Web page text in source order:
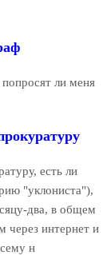
ли меня
есть ли
"уклониста"),
два, в общем
через интернет и
н